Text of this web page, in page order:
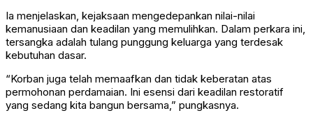
Ia menjelaskan, kejaksaan mengedepankan nilai-nilai
kemanusiaan dan keadilan yang memulihkan. Dalam perkara ini,
tersangka adalah tulang punggung keluarga yang terdesak
kebutuhan dasar.
“Korban juga telah memaafkan dan tidak keberatan atas
permohonan perdamaian. Ini esensi dari keadilan restoratif
yang sedang kita bangun bersama,” pungkasnya.